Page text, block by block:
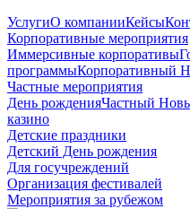
УслугиО компанииКейсы
Корпоративные мероприятия
Иммерсивные корпоративы
программыКорпоративный
Частные мероприятия
День рожденияЧастный
казино
Детские праздники
Детский День рождения
Для госучреждений
Организация фестивалей
Мероприятия за рубежом